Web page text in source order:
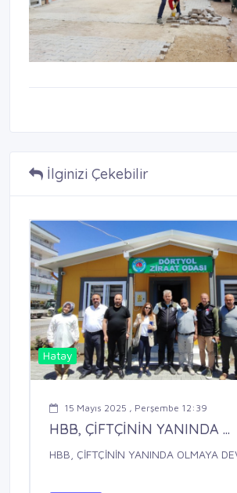
İlginizi Çekebilir
Hatay
15 Mayıs 2025 , Perşembe 12:39
HBB, ÇİFTÇİNİN YANINDA ...
HBB, ÇİFTÇİNİN YANINDA OLMAYA